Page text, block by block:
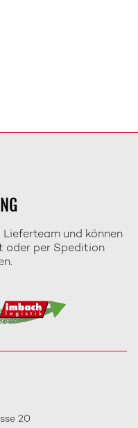
und können
oder per Spedition
20